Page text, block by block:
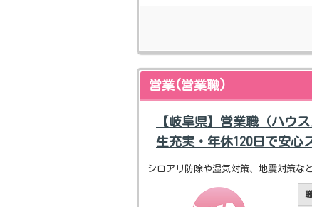
営業(営業職)
【岐阜県】営業職（ハウ
生充実・年休120日で安心
シロアリ防除や湿気対策、地震対策な